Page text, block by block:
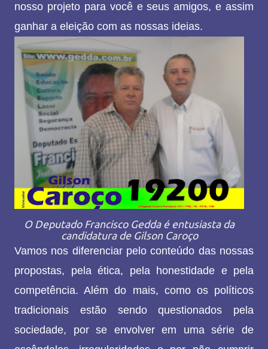
nosso projeto para você e seus amigos, e assim
ganhar a eleição com as nossas ideias.
O Deputado Francisco Gedda é entusiasta da
candidatura de Gilson Caroço
Vamos nos diferenciar pelo conteúdo das nossas
propostas, pela ética, pela honestidade e pela
competência. Além do mais, como os políticos
tradicionais estão sendo questionados pela
sociedade, por se envolver em uma série de